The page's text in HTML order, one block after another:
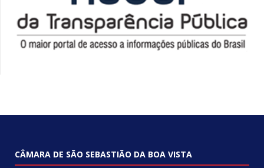
CÂMARA DE SÃO SEBASTIÃO DA BOA VISTA